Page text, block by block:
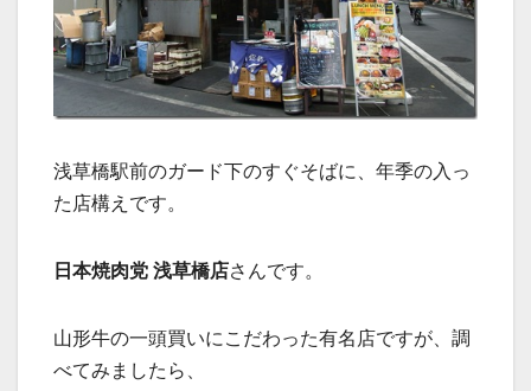
浅草橋駅前のガード下のすぐそばに、年季の入っ
た店構えです。
日本焼肉党 浅草橋店さんです。
山形牛の一頭買いにこだわった有名店ですが、調
べてみましたら、